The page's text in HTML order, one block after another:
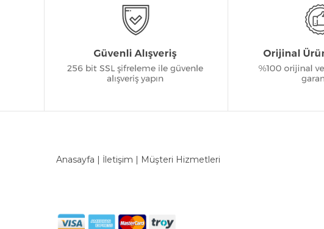
Anasayfa | İletişim | Müşteri Hizmetleri